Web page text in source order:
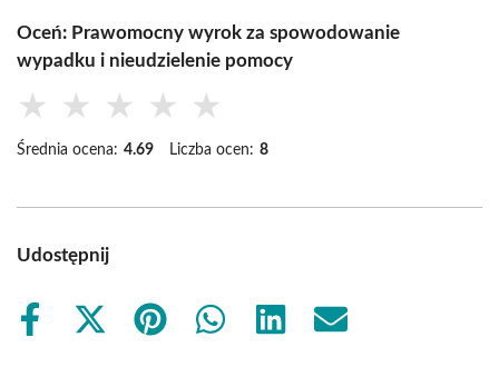
Oceń: Prawomocny wyrok za spowodowanie
wypadku i nieudzielenie pomocy
★ ★ ★ ★ ★
Średnia ocena: 4.69 Liczba ocen: 8
Udostępnij
Share
Share
Share
Share
Share
Share